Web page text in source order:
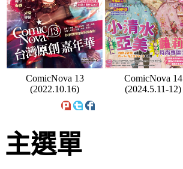
ComicNova 13
(2022.10.16)
ComicNova 14
(2024.5.11-12)
主選單